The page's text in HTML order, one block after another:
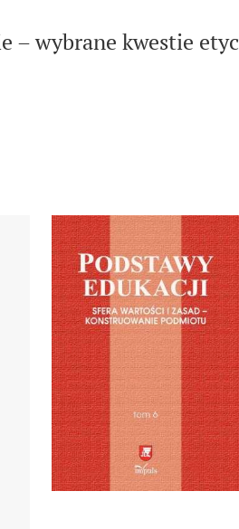
– wybrane kwestie